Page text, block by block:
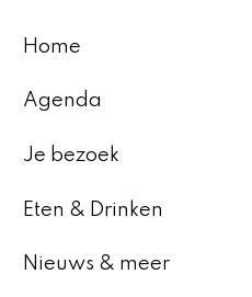
Home
Agenda
Je bezoek
Eten & Drinken
Nieuws & meer